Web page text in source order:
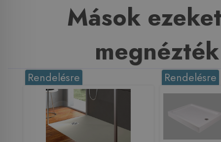
Mások
megnézték
Rendelésre Rendelésre